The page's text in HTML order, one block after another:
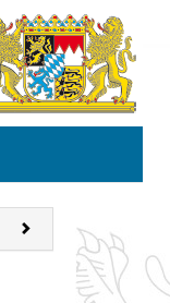
VorherigesNächstes
Dokument